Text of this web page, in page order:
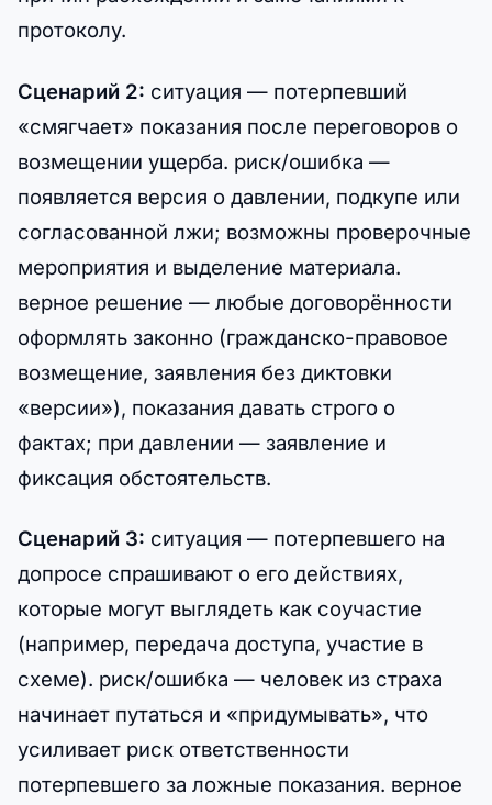
протоколу.
Сценарий 2: ситуация — потерпевший
«смягчает» показания после переговоров о
возмещении ущерба. риск/ошибка —
появляется версия о давлении, подкупе или
согласованной лжи; возможны проверочные
мероприятия и выделение материала.
верное решение — любые договорённости
оформлять законно (гражданско-правовое
возмещение, заявления без диктовки
«версии»), показания давать строго о
фактах; при давлении — заявление и
фиксация обстоятельств.
Сценарий 3: ситуация — потерпевшего на
допросе спрашивают о его действиях,
которые могут выглядеть как соучастие
(например, передача доступа, участие в
схеме). риск/ошибка — человек из страха
начинает путаться и «придумывать», что
усиливает риск ответственности
потерпевшего за ложные показания. верное